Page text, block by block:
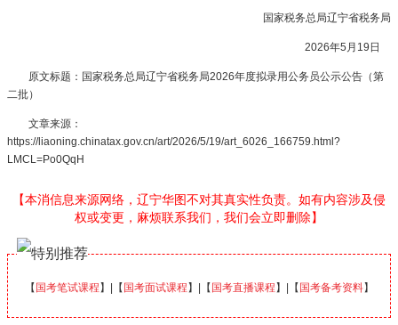
国家税务总局辽宁省税务局
2026年5月19日
原文标题：国家税务总局辽宁省税务局2026年度拟录用公务员公示公告（第
二批）
文章来源：
https://liaoning.chinatax.gov.cn/art/2026/5/19/art_6026_166759.html?
LMCL=Po0QqH
【本消信息来源网络，辽宁华图不对其真实性负责。如有内容涉及侵
权或变更，麻烦联系我们，我们会立即删除】
【 国考笔试课程 】|【 国考面试课程 】|【 国考直播课程 】|【 国考备考资料】